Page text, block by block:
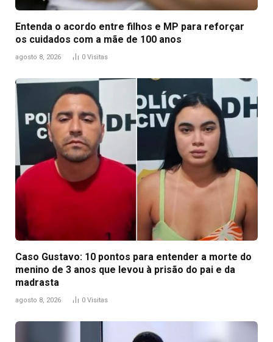
Entenda o acordo entre filhos e MP para reforçar
os cuidados com a mãe de 100 anos
agosto 8, 2026 0 Visitas
Caso Gustavo: 10 pontos para entender a morte do
menino de 3 anos que levou à prisão do pai e da
madrasta
agosto 8, 2026 0 Visitas